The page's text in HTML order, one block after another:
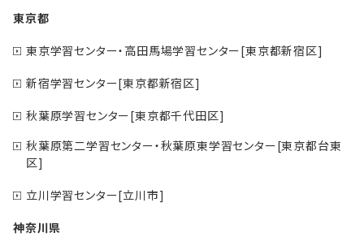
東京都
東京学習センター・高田馬場学習センター[東京都新宿区]
新宿学習センター[東京都新宿区]
秋葉原学習センター[東京都千代田区]
秋葉原第二学習センター・秋葉原東学習センター[東京都台東
区]
立川学習センター[立川市]
神奈川県